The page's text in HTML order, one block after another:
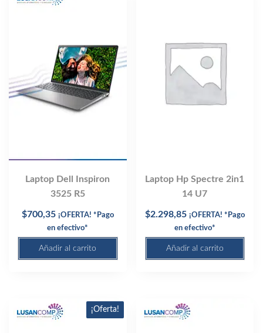
Laptop Dell Inspiron
3525 R5
$700,35 ¡OFERTA! *Pago
en efectivo*
Añadir al carrito
Laptop Hp Spectre 2in1
14 U7
$2.298,85 ¡OFERTA! *Pago
en efectivo*
Añadir al carrito
¡Oferta!